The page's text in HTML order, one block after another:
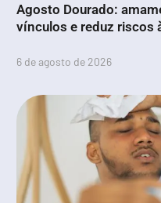
Agosto Dourado:
vínculos e reduz riscos
6 de agosto de 2026